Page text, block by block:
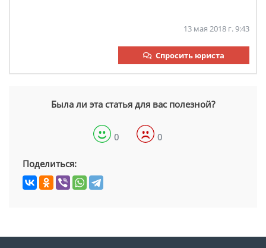
13 мая 2018 г. 9:43
Спросить юриста
Была ли эта статья для вас полезной?
0 0
Поделиться: